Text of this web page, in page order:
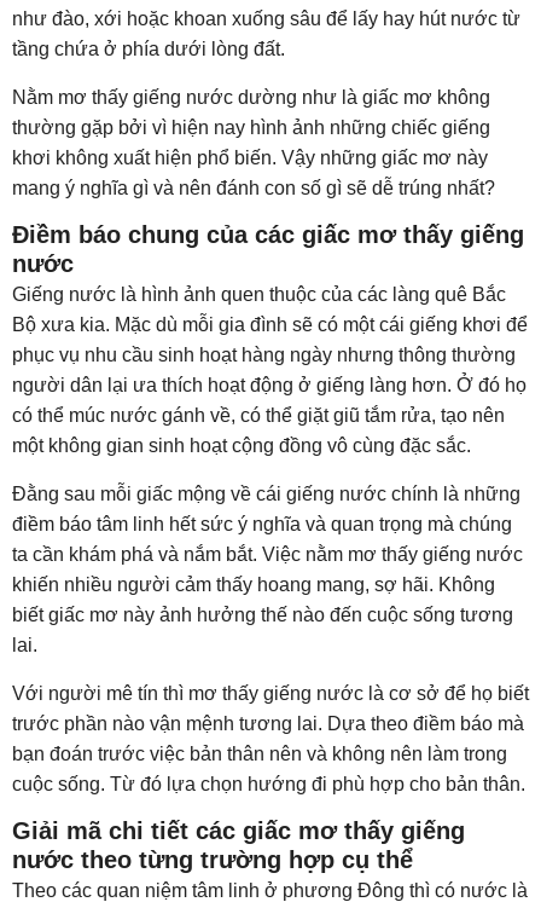
như đào, xới hoặc khoan xuống sâu để lấy hay hút nước từ
tầng chứa ở phía dưới lòng đất.
Nằm mơ thấy giếng nước dường như là giấc mơ không
thường gặp bởi vì hiện nay hình ảnh những chiếc giếng
khơi không xuất hiện phổ biến. Vậy những giấc mơ này
mang ý nghĩa gì và nên đánh con số gì sẽ dễ trúng nhất?
Điềm báo chung của các giấc mơ thấy giếng
nước
Giếng nước là hình ảnh quen thuộc của các làng quê Bắc
Bộ xưa kia. Mặc dù mỗi gia đình sẽ có một cái giếng khơi để
phục vụ nhu cầu sinh hoạt hàng ngày nhưng thông thường
người dân lại ưa thích hoạt động ở giếng làng hơn. Ở đó họ
có thể múc nước gánh về, có thể giặt giũ tắm rửa, tạo nên
một không gian sinh hoạt cộng đồng vô cùng đặc sắc.
Đằng sau mỗi giấc mộng về cái giếng nước chính là những
điềm báo tâm linh hết sức ý nghĩa và quan trọng mà chúng
ta cần khám phá và nắm bắt. Việc nằm mơ thấy giếng nước
khiến nhiều người cảm thấy hoang mang, sợ hãi. Không
biết giấc mơ này ảnh hưởng thế nào đến cuộc sống tương
lai.
Với người mê tín thì mơ thấy giếng nước là cơ sở để họ biết
trước phần nào vận mệnh tương lai. Dựa theo điềm báo mà
bạn đoán trước việc bản thân nên và không nên làm trong
cuộc sống. Từ đó lựa chọn hướng đi phù hợp cho bản thân.
Giải mã chi tiết các giấc mơ thấy giếng
nước theo từng trường hợp cụ thể
Theo các quan niệm tâm linh ở phương Đông thì có nước là